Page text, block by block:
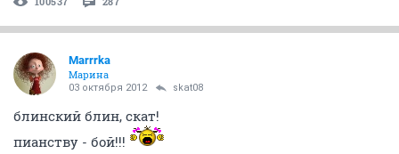
вчера то ли пиво несвежее, то ли пирожок виноват....
похмелья не было больше десяти лет, и тут такая хрень...
недавно отпустило только
решил продолжить твоё вчерашнее начинание,
только без пирошкофф!
ОТВЕТИТЬ